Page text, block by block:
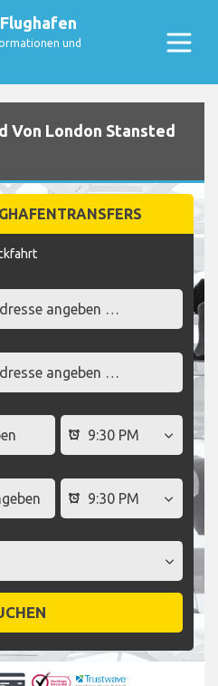
und
Von London Stansted